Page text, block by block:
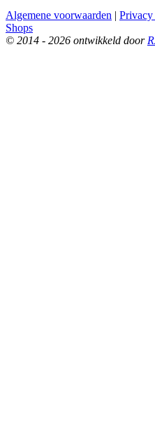
Algemene voorwaarden |
Shops
© 2014 - 2026 ontwikkeld door